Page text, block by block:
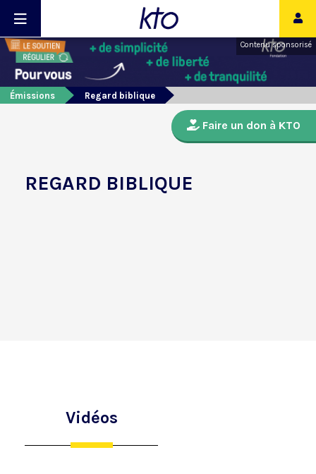
Contenu sponsorisé
Émissions Regard biblique
Faire un don à KTO
REGARD BIBLIQUE
Vidéos